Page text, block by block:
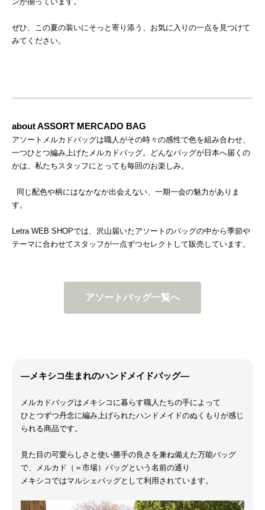
ぜひ、この夏の装いにそっと寄り添う、お気に入りの一点を見つけて
みてください。
about ASSORT MERCADO BAG
アソートメルカドバッグは職人がその時々の感性で色を組み合わせ、
一つひとつ編み上げたメルカドバッグ。どんなバッグが日本へ届くの
かは、私たちスタッフにとっても毎回のお楽しみ。
同じ配色や柄にはなかなか出会えない、一期一会の魅力がありま
す。
Letra WEB SHOPでは、沢山届いたアソートのバッグの中から季節や
テーマに合わせてスタッフが一点ずつセレクトして販売しています。
アソートバッグ一覧へ
―メキシコ生まれのハンドメイドバッグ―
メルカドバッグはメキシコに暮らす職人たちの手によって
ひとつずつ丹念に編み上げられたハンドメイドのぬくもりが感じ
られる商品です。
見た目の可愛らしさと使い勝手の良さを兼ね備えた万能バッグ
で、メルカド（＝市場）バッグという名前の通り
メキシコではマルシェバッグとして利用されています。